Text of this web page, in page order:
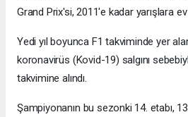
Grand Prix'si, 2011'e kadar yarışlara ev
Yedi yıl boyunca F1 takviminde yer
koronavirüs (Kovid-19) salgını
takvimine alındı.
Şampiyonanın bu sezonki 14. etabı,